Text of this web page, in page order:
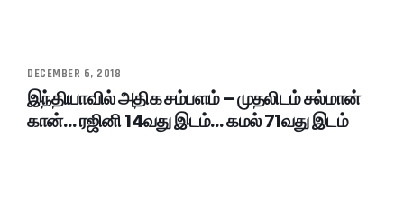
DECEMBER 6, 2018
இந்தியாவில் அதிக சம்பளம் – முதலிடம் சல்மான்
கான்… ரஜினி 14வது இடம்… கமல் 71வது இடம்